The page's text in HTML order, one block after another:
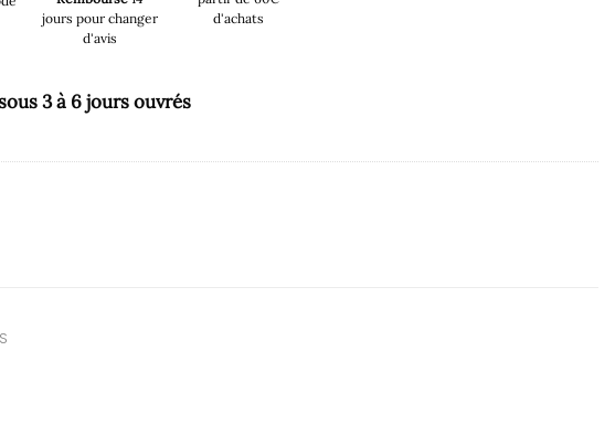
jours pour changer
d'avis
d'achats
3 à 6 jours ouvrés